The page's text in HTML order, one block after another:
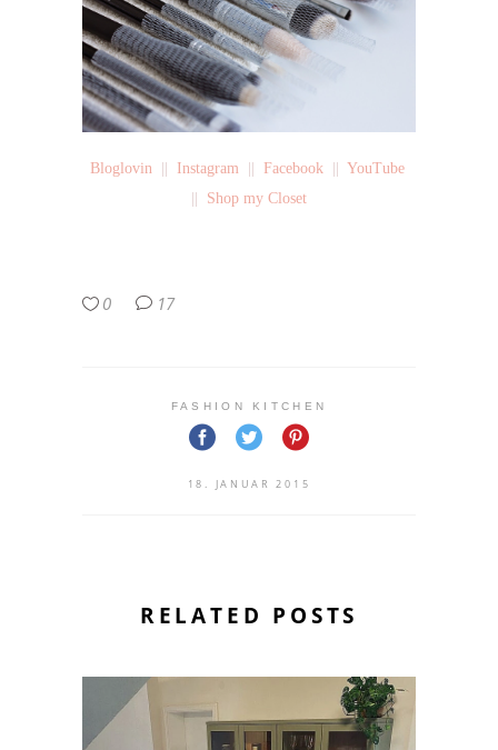
Bloglovin Instagram Facebook
YouTube
Shop my Closet
0 17
FASHION KITCHEN
18. JANUAR 2015
RELATED POSTS